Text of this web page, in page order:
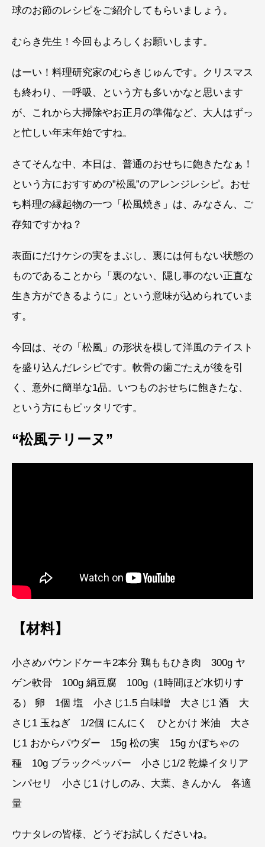
球のお節のレシピをご紹介してもらいましょう。
むらき先生！今回もよろしくお願いします。
はーい！料理研究家のむらきじゅんです。クリスマス
も終わり、一呼吸、という方も多いかなと思います
が、これから大掃除やお正月の準備など、大人はずっ
と忙しい年末年始ですね。
さてそんな中、本日は、普通のおせちに飽きたなぁ！
という方におすすめの”松風”のアレンジレシピ。おせ
ち料理の縁起物の一つ「松風焼き」は、みなさん、ご
存知ですかね？
表面にだけケシの実をまぶし、裏には何もない状態の
ものであることから「裏のない、隠し事のない正直な
生き方ができるように」という意味が込められていま
す。
今回は、その「松風」の形状を模して洋風のテイスト
を盛り込んだレシピです。軟骨の歯ごたえが後を引
く、意外に簡単な1品。いつものおせちに飽きたな、
という方にもピッタリです。
“松風テリーヌ”
【材料】
小さめパウンドケーキ2本分 鶏ももひき肉 300g ヤ
ゲン軟骨 100g 絹豆腐 100g（1時間ほど水切りす
る） 卵 1個 塩 小さじ1.5 白味噌 大さじ1 酒 大
さじ1 玉ねぎ 1/2個 にんにく ひとかけ 米油 大さ
じ1 おからパウダー 15g 松の実 15g かぼちゃの
種 10g ブラックペッパー 小さじ1/2 乾燥イタリア
ンパセリ 小さじ1 けしのみ、大葉、きんかん 各適
量
ウナタレの皆様、どうぞお試しくださいね。